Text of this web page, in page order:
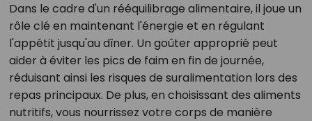
Dans le cadre d'un rééquilibrage alimentaire, il joue un
rôle clé en maintenant l'énergie et en régulant
l'appétit jusqu'au dîner. Un goûter approprié peut
aider à éviter les pics de faim en fin de journée,
réduisant ainsi les risques de suralimentation lors des
repas principaux. De plus, en choisissant des aliments
nutritifs, vous nourrissez votre corps de manière